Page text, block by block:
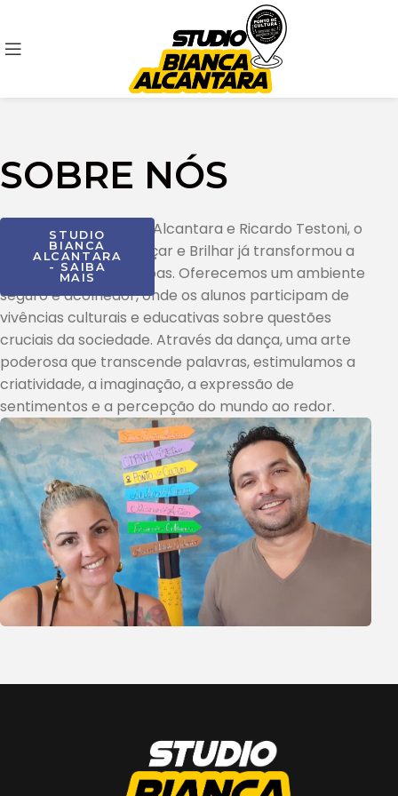
SOBRE NÓS
STUDIO
BIANCA
ALCANTARA
- SAIBA
MAIS
Idealizado por Bianca Alcantara e Ricardo Testoni, o
Ponto de Cultura Dançar e Brilhar já transformou a
vida de diversas pessoas. Oferecemos um ambiente
seguro e acolhedor, onde os alunos participam de
vivências culturais e educativas sobre questões
cruciais da sociedade. Através da dança, uma arte
poderosa que transcende palavras, estimulamos a
criatividade, a imaginação, a expressão de
sentimentos e a percepção do mundo ao redor.